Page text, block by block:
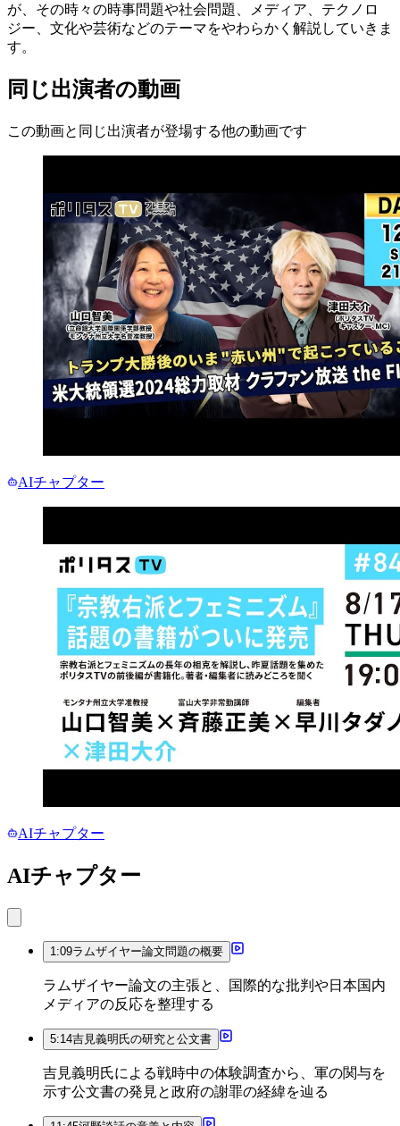
が、その時々の時事問題や社会問題、メディア、テクノロ
ジー、文化や芸術などのテーマをやわらかく解説していきま
す。
同じ出演者の動画
この動画と同じ出演者が登場する他の動画です
AIチャプター
AIチャプター
AIチャプター
1:09ラムザイヤー論文問題の概要
ラムザイヤー論文の主張と、国際的な批判や日本国内
メディアの反応を整理する
5:14吉見義明氏の研究と公文書
吉見義明氏による戦時中の体験調査から、軍の関与を
示す公文書の発見と政府の謝罪の経緯を辿る